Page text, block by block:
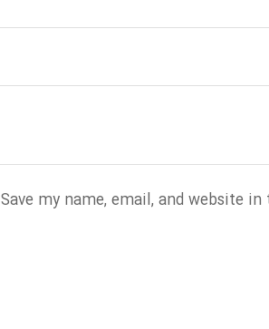
Save my name, email, and website